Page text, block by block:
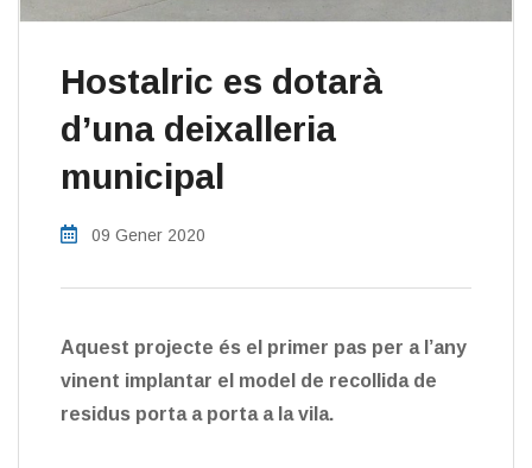
Hostalric es dotarà
d’una deixalleria
municipal
09 Gener 2020
Aquest projecte és el primer pas per a l’any
vinent implantar el model de recollida de
residus porta a porta a la vila.